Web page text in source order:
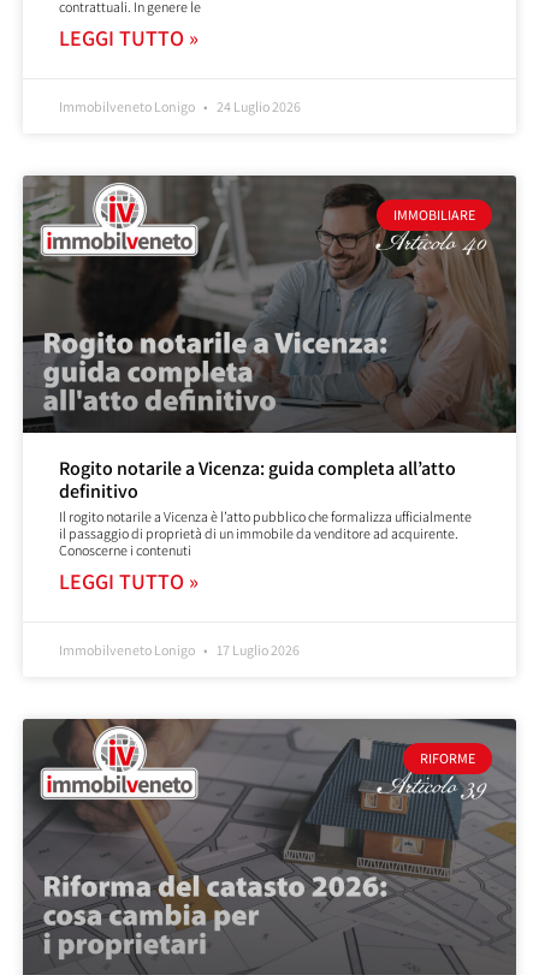
contrattuali. In genere le
LEGGI TUTTO »
Immobilveneto Lonigo 24 Luglio 2026
IMMOBILIARE
Rogito notarile a Vicenza: guida completa all’atto
definitivo
Il rogito notarile a Vicenza è l’atto pubblico che formalizza ufficialmente
il passaggio di proprietà di un immobile da venditore ad acquirente.
Conoscerne i contenuti
LEGGI TUTTO »
Immobilveneto Lonigo 17 Luglio 2026
RIFORME